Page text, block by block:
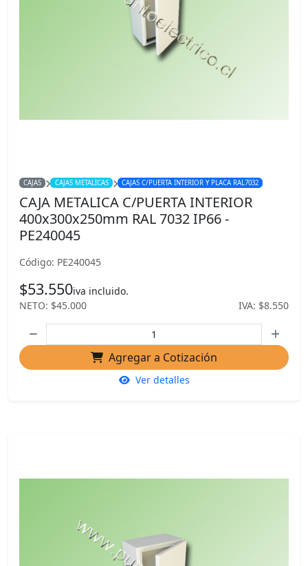
CAJAS CAJAS METALICAS CAJAS C/PUERTA INTERIOR Y PLACA RAL7032
CAJA METALICA C/PUERTA INTERIOR
400x300x250mm RAL 7032 IP66 -
PE240045
Código: PE240045
$53.550iva incluido.
NETO: $45.000
IVA: $8.550
Agregar a Cotización
Ver detalles